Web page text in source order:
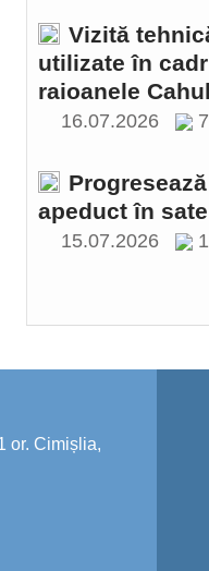
Vizită
utilizate în
raioanele
16.07.2026
apeduct în
15.07.2026
or. Cimișlia,